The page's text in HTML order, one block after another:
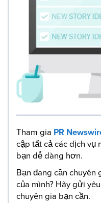
Tham gia PR
cập tất cả các dịch vụ
bạn dễ dàng hơn.
Bạn đang cần chuyên
của mình? Hãy gửi
chuyên gia bạn cần.